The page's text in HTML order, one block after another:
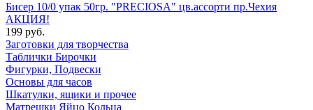
Бисер 10/0 упак 50гр. "PRECIOSA" цв.ассорти пр.Чехия
АКЦИЯ!
199 руб.
Заготовки для творчества
Таблички Бирочки
Фигурки, Подвески
Основы для часов
Шкатулки, ящики и прочее
Матрешки Яйцо Кольца